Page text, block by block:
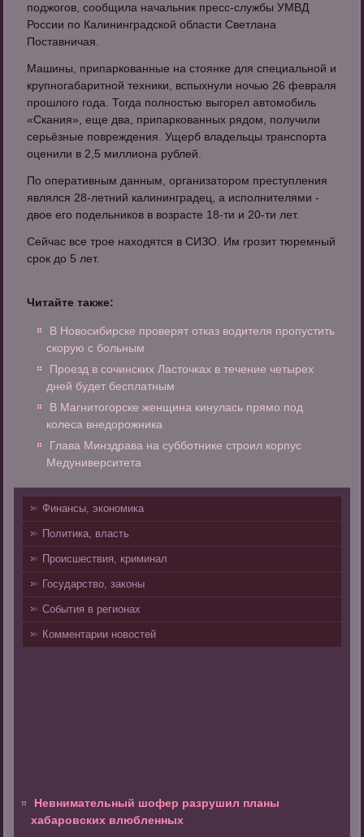
поджогов, сообщила начальник пресс-службы УМВД
России по Калининградской области Светлана
Поставничая.
Машины, припаркованные на стоянке для специальной и
крупногабаритной техники, вспыхнули ночью 26 февраля
прошлого года. Тогда полностью выгорел автомобиль
«Скания», еще два, припаркованных рядом, получили
серьёзные повреждения. Ущерб владельцы транспорта
оценили в 2,5 миллиона рублей.
По оперативным данным, организатором преступления
являлся 28-летний калининградец, а исполнителями -
двое его подельников в возрасте 18-ти и 20-ти лет.
Сейчас все трое находятся в СИЗО. Им грозит тюремный
срок до 5 лет.
Читайте также:
В Новосибирске проверят отказ водителя пропустить
скорую с больным
Проезд в сочинских Ласточках в течение четырех
дней будет бесплатным
В Магнитогорске женщина кинулась прямо под
колеса внедорожника
Глава Минздрава на субботнике строил корпус
Медуниверситета
Финансы, экономика
Политика, власть
Происшествия, криминал
Государство, законы
События в регионах
Комментарии новостей
Невнимательный шофер разрушил планы
хабаровских влюбленных